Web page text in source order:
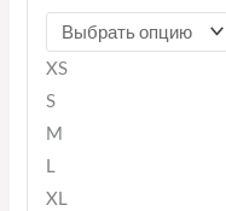
XS
S
M
L
XL